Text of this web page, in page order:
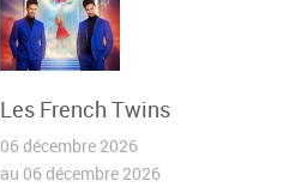
Les French Twins
06 décembre 2026
au 06 décembre 2026